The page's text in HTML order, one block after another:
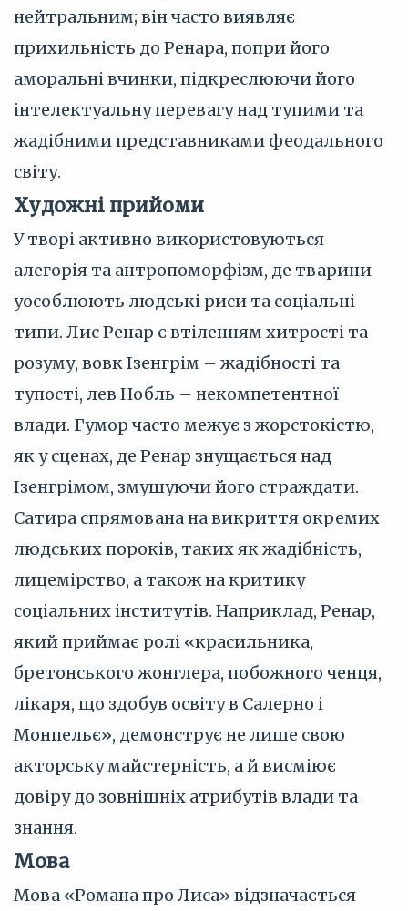
нейтральним; він часто виявляє
прихильність до Ренара, попри його
аморальні вчинки, підкреслюючи його
інтелектуальну перевагу над тупими та
жадібними представниками феодального
світу.
Художні прийоми
У творі активно використовуються
алегорія та антропоморфізм, де тварини
уособлюють людські риси та соціальні
типи. Лис Ренар є втіленням хитрості та
розуму, вовк Ізенгрім – жадібності та
тупості, лев Нобль – некомпетентної
влади. Гумор часто межує з жорстокістю,
як у сценах, де Ренар знущається над
Ізенгрімом, змушуючи його страждати.
Сатира спрямована на викриття окремих
людських пороків, таких як жадібність,
лицемірство, а також на критику
соціальних інститутів. Наприклад, Ренар,
який приймає ролі «красильника,
бретонського жонглера, побожного ченця,
лікаря, що здобув освіту в Салерно і
Монпельє», демонструє не лише свою
акторську майстерність, а й висміює
довіру до зовнішніх атрибутів влади та
знання.
Мова
Мова «Романа про Лиса» відзначається